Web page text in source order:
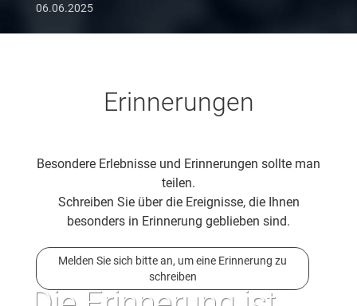
06.06.2025
Erinnerungen
Besondere Erlebnisse und Erinnerungen sollte man
teilen.
Schreiben Sie über die Ereignisse, die Ihnen
besonders in Erinnerung geblieben sind.
Melden Sie sich bitte an, um eine Erinnerung zu
schreiben